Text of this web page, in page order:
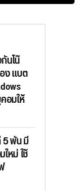
นโน๊
ง แบต
อมให้
พัน มี
หม่ ใช้